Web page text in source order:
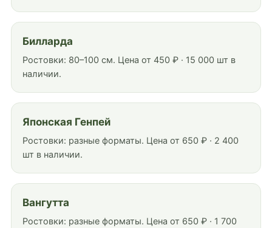
Билларда
Ростовки: 80–100 см. Цена от 450 ₽ · 15 000 шт в
наличии.
Японская Генпей
Ростовки: разные форматы. Цена от 650 ₽ · 2 400
шт в наличии.
Вангутта
Ростовки: разные форматы. Цена от 650 ₽ · 1 700